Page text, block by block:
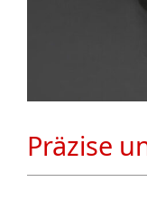
Präzise